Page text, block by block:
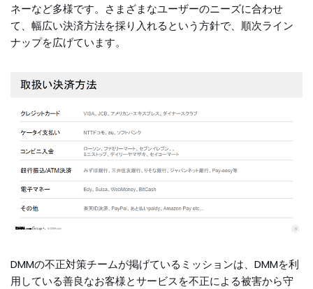
ネーなど多様です。さまざまなユーザーのニーズに合わせ
て、幅広い決済方法を採り入れるという方針で、順次ライン
ナップを広げています。
DMMの不正対策チームが掲げているミッションは、DMMを利
用している善良なお客様とサービスを不正による被害から守